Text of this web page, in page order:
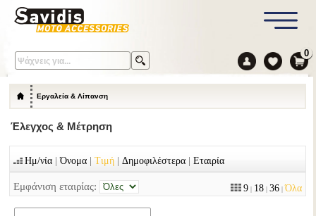
0
Εργαλεία & Λίπανση
Έλεγχος & Μέτρηση
Ημ/νία |Όνομα |Τιμή |Δημοφιλέστερα |Εταιρία
Εμφάνιση εταιρίας: 9| 18| 36| Όλα